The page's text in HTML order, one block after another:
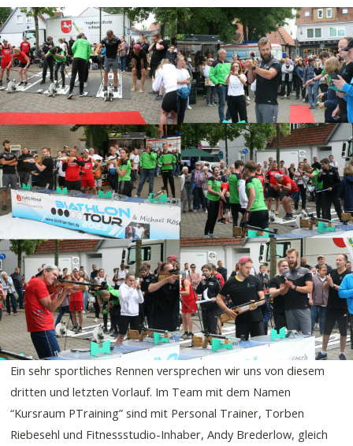
Ein sehr sportliches Rennen versprechen wir uns von diesem
dritten und letzten Vorlauf. Im Team mit dem Namen
“Kursraum PTraining” sind mit Personal Trainer, Torben
Riebesehl und Fitnessstudio-Inhaber, Andy Brederlow, gleich